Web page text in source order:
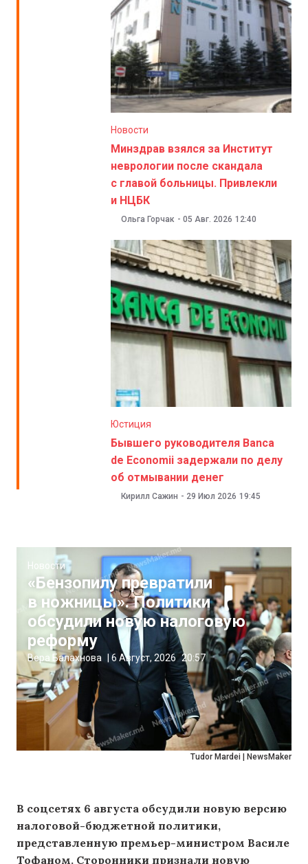
Новости
Минздрав взялся за Институт
неврологии после скандала
с главой больницы. Привлекли
и НЦБК
Ольга Горчак - 05 Авг. 2026 12:40
Юстиция
Бывшего руководителя Banca
de Economii задержали по делу
об отмывании денег
Кирилл Сажин - 29 Июл 2026 19:45
Tudor Mardei | NewsMaker
Новости
«Бензопилу превратили
в ножницы». Политики
обсудили новую налоговую
реформу
Вера Балахнова 6 Август, 2026 20:57
В соцсетях 6 августа обсудили новую версию
налоговой-бюджетной политики,
представленную премьер-министром Василе
Тофаном. Сторонники признали новую